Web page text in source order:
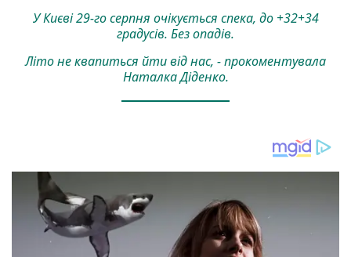
У Києві 29-го серпня очікується спека, до +32+34
градусів. Без опадів.
Літо не квапиться йти від нас, - прокоментувала
Наталка Діденко.